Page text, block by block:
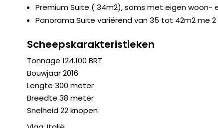
Premium Suite ( 34m2), soms met eigen woon-
Panorama Suite variërend van 35 tot 42m2 me
Scheepskarakteristieken
Tonnage 124.100 BRT
Bouwjaar 2016
Lengte 300 meter
Breedte 38 meter
Snelheid 22 knopen